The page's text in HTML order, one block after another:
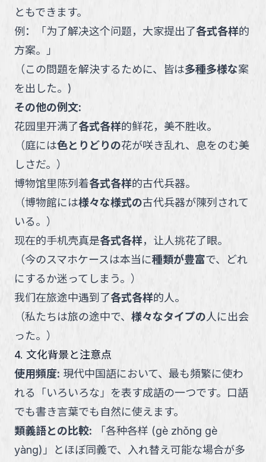
ともできます。
例：
「为了解决这个问题，大家提出了各式各样的
方案。
」
（この問題を解決するために、皆は多種多様な案
を出した。 )
その他の例文:
花园里开满了各式各样的鲜花，美不胜收。
（庭には色とりどりの花が咲き乱れ、息をのむ美
しさだ。 ）
博物馆里陈列着各式各样的古代兵器。
（博物館には様々な様式の古代兵器が陳列されて
いる。 ）
现在的手机壳真是各式各样，让人挑花了眼。
（今のスマホケースは本当に種類が豊富で、どれ
にするか迷ってしまう。 ）
我们在旅途中遇到了各式各样的人。
（私たちは旅の途中で、 様々なタイプの人に出会
った。 ）
4. 文化背景と注意点
使用頻度: 現代中国語において、最も頻繁に使わ
れる「いろいろな」を表す成語の一つです。口語
でも書き言葉でも自然に使えます。
類義語との比較:
「各种各样 (gè zhǒng gè
yàng)」とほぼ同義で、入れ替え可能な場合が多